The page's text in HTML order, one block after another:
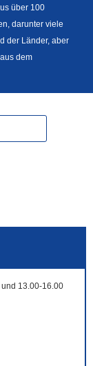
über 100
darunter viele
der Länder, aber
dem
13.00-16.00